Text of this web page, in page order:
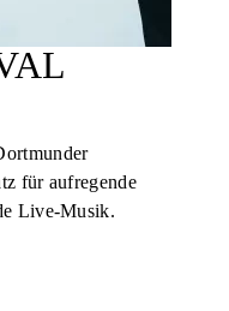
für aufregende
Live-Musik.